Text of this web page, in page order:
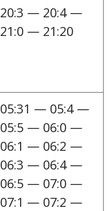
20:3 — 20:4 —
21:0 — 21:20
05:31 — 05:4 —
05:5 — 06:0 —
06:1 — 06:2 —
06:3 — 06:4 —
06:5 — 07:0 —
07:1 — 07:2 —